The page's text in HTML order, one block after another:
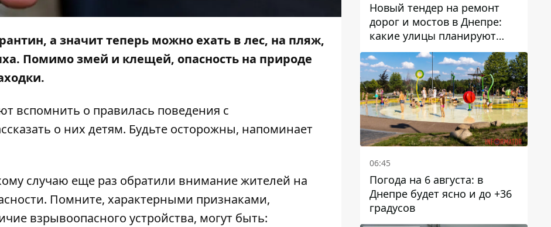
а значит теперь можно ехать в лес, на пляж,
Помимозмей и клещей, опасность на природе
вспомнить о правилась поведения с
о них детям. Будьте осторожны, напоминает
случаю еще раз обратили внимание жителей на
Помните, характерными признаками,
взрывоопасного устройства, могут быть:
Новый тендер на ремонт
дорог и мостов в Днепре:
какие улицы планируют
обновить и сколько
десятков миллионов гривен
на это хотят потратить
06:45
Погода на 6 августа: в
Днепре будет ясно и до +36
градусов